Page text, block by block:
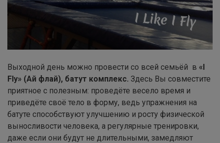
Выходной день можно провести со всей семьёй в «I
Fly» (Ай флай), батут комплекс. Здесь Вы совместите
приятное с полезным: проведёте весело время и
приведёте своё тело в форму, ведь упражнения на
батуте способствуют улучшению и росту физической
выносливости человека, а регулярные тренировки,
даже если они будут не длительными, замедляют